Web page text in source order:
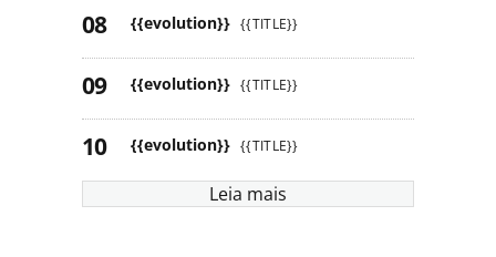
{{evolution}} {{TITLE}}
{{evolution}} {{TITLE}}
{{evolution}} {{TITLE}}
Leia mais